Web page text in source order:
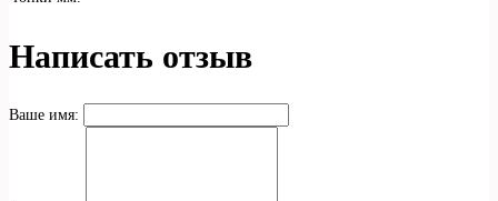
Написать отзыв
Ваше имя: